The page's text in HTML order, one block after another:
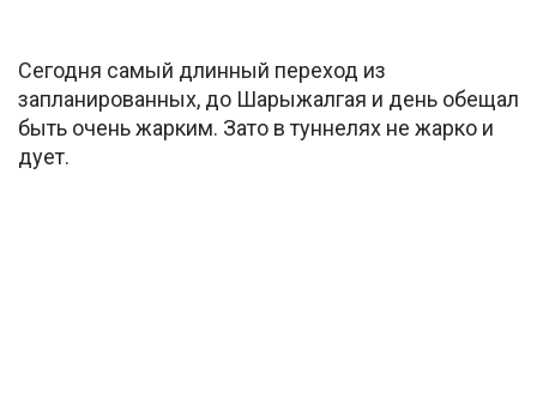
Сегодня самый длинный переход из
запланированных, до Шарыжалгая и день обещал
быть очень жарким. Зато в туннелях не жарко и
дует.